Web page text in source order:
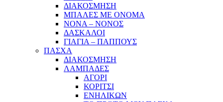
ΔΙΑΚΟΣΜΗΣΗ
ΜΠΑΛΕΣ ΜΕ ΟΝΟΜΑ
ΝΟΝΑ – ΝΟΝΟΣ
ΔΑΣΚΑΛΟΙ
ΓΙΑΓΙΑ – ΠΑΠΠΟΥΣ
ΠΑΣΧΑ
ΔΙΑΚΟΣΜΗΣΗ
ΛΑΜΠΑΔΕΣ
ΑΓΟΡΙ
ΚΟΡΙΤΣΙ
ΕΝΗΛΙΚΩΝ